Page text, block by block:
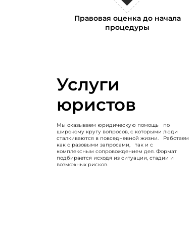
Правовая оценка до начала
процедуры
Услуги
юристов
Мы оказываем юридическую помощь по
широкому кругу вопросов, с которыми люди
сталкиваются в повседневной жизни. Работаем
как с разовыми запросами, так и с
комплексным сопровождением дел. Формат
подбирается исходя из ситуации, стадии и
возможных рисков.